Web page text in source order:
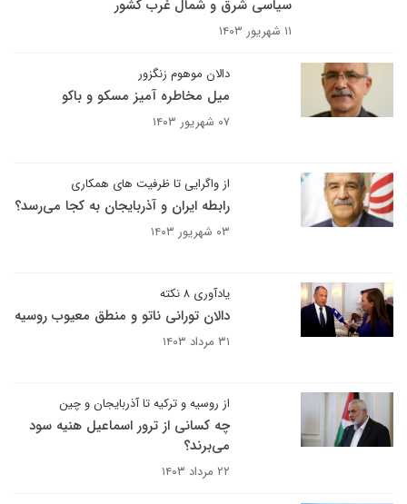
سیاسی شرق و شمال غرب کشور
۱۱ شهریور ۱۴۰۳
دالان موهوم زنگزور
میل مخاطره آمیز مسکو و باکو
۰۷ شهریور ۱۴۰۳
از واگرایی تا ظرفیت های همکاری
رابطه ایران و آذربایجان به کجا می‌رسد؟
۰۳ شهریور ۱۴۰۳
یادآوری ۸ نکته
دالان تورانی ناتو و منطق معیوب روسیه
۳۱ مرداد ۱۴۰۳
از روسیه و ترکیه تا آذربایجان و چین
چه کسانی از ترور اسماعیل هنیه سود
می‌برند؟
۲۲ مرداد ۱۴۰۳